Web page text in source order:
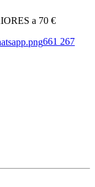
a 70 €
661 267